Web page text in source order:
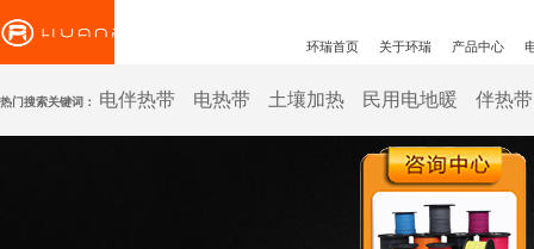
环瑞首页 关于环瑞 产品中心
热门搜索关键词： 电伴热带 电热带 土壤加热 民用电地暖 伴热带